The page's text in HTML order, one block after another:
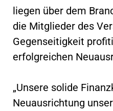
liegen über dem
die Mitglieder des
Gegenseitigkeit
erfolgreichen
„Unsere solide
Neuausrichtung